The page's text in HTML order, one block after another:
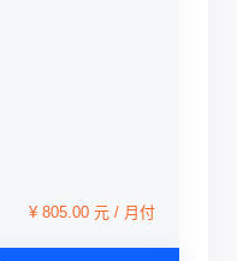
¥ 805.00 元 / 月付